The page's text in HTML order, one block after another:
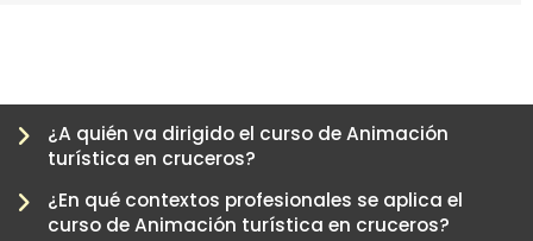
¿A quién va dirigido el curso de Animación
turística en cruceros?
¿En qué contextos profesionales se aplica el
curso de Animación turística en cruceros?